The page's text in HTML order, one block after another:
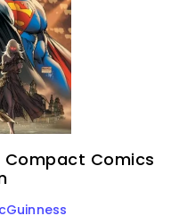
Compact Comics